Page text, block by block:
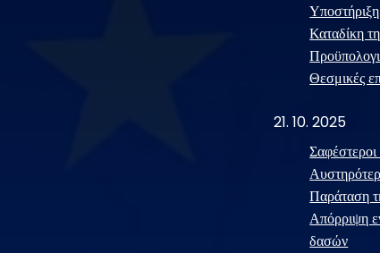
Καταδίκη
Θεσμικές
21. 10. 2025
Παράταση
Απόρριψη
δασών